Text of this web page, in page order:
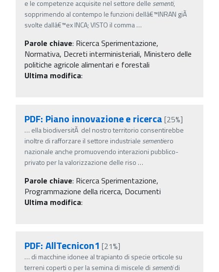
e le competenze acquisite nel settore delle sementi,
sopprimendo al contempo le funzioni dellâ€™INRAN giÃ
svolte dallâ€™ex INCA; VISTO il comma…
Parole chiave: Ricerca Sperimentazione,
Normativa, Decreti interministeriali, Ministero delle
politiche agricole alimentari e forestali
Ultima modifica:
PDF: Piano innovazione e ricerca [25%]
… ella biodiversitÃ del nostro territorio consentirebbe
inoltre di rafforzare il settore industriale sementiero
nazionale anche promuovendo interazioni pubblico-
privato per la valorizzazione delle riso …
Parole chiave: Ricerca Sperimentazione,
Programmazione della ricerca, Documenti
Ultima modifica:
PDF: AllTecnicon1 [21%]
… di macchine idonee al trapianto di specie orticole su
terreni coperti o per la semina di miscele di sementidi